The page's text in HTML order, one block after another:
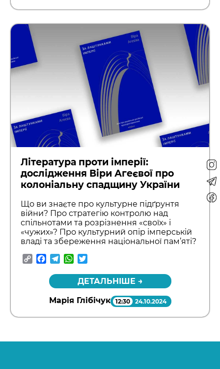
Література проти імперії:
дослідження Віри Агеєвої про
колоніальну спадщину України
Що ви знаєте про культурне підґрунтя
війни? Про стратегію контролю над
спільнотами та розрізнення «своїх» і
«чужих»? Про культурний опір імперській
владі та збереження національної пам’яті?
CopyFacebook
TelegramWhatsApp
ДЕТАЛЬНІШЕ →
Марія Глібічук 12:30 24.10.2024